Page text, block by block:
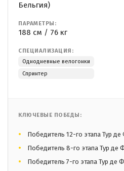
Бельгия)
ПАРАМЕТРЫ:
188 см / 76 кг
СПЕЦИАЛИЗАЦИЯ:
Однодневные велогонки
Спринтер
КЛЮЧЕВЫЕ ПОБЕДЫ:
Победитель 12-го этапа Тур
Победитель 8-го этапа Тур де
Победитель 7-го этапа Тур де